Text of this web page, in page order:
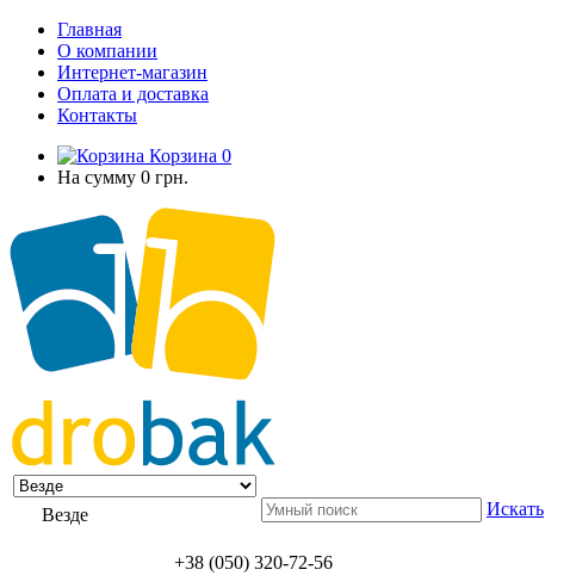
Главная
О компании
Интернет-магазин
Оплата и доставка
Контакты
Корзина 0
На сумму 0 грн.
Везде Искать
+38 (050) 320-72-56